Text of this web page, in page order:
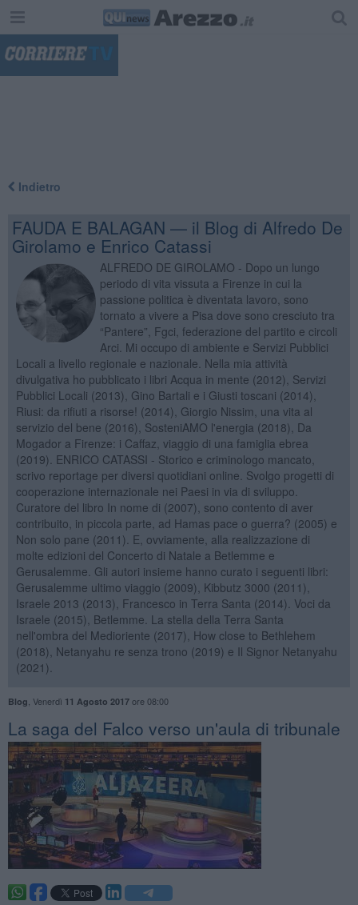
Indietro
FAUDA E BALAGAN — il Blog di Alfredo De
Girolamo e Enrico Catassi
ALFREDO DE GIROLAMO - Dopo un lungo
periodo di vita vissuta a Firenze in cui la
passione politica è diventata lavoro, sono
tornato a vivere a Pisa dove sono cresciuto tra
“Pantere”, Fgci, federazione del partito e circoli
Arci. Mi occupo di ambiente e Servizi Pubblici
Locali a livello regionale e nazionale. Nella mia attività
divulgativa ho pubblicato i libri Acqua in mente (2012), Servizi
Pubblici Locali (2013), Gino Bartali e i Giusti toscani (2014),
Riusi: da rifiuti a risorse! (2014), Giorgio Nissim, una vita al
servizio del bene (2016), SosteniAMO l'energia (2018), Da
Mogador a Firenze: i Caffaz, viaggio di una famiglia ebrea
(2019). ENRICO CATASSI - Storico e criminologo mancato,
scrivo reportage per diversi quotidiani online. Svolgo progetti di
cooperazione internazionale nei Paesi in via di sviluppo.
Curatore del libro In nome di (2007), sono contento di aver
contribuito, in piccola parte, ad Hamas pace o guerra? (2005) e
Non solo pane (2011). E, ovviamente, alla realizzazione di
molte edizioni del Concerto di Natale a Betlemme e
Gerusalemme. Gli autori insieme hanno curato i seguenti libri:
Gerusalemme ultimo viaggio (2009), Kibbutz 3000 (2011),
Israele 2013 (2013), Francesco in Terra Santa (2014). Voci da
Israele (2015), Betlemme. La stella della Terra Santa
nell'ombra del Medioriente (2017), How close to Bethlehem
(2018), Netanyahu re senza trono (2019) e Il Signor Netanyahu
(2021).
Blog Venerdì 11 Agosto 2017ore 08:00
La saga del Falco verso un'aula di tribunale